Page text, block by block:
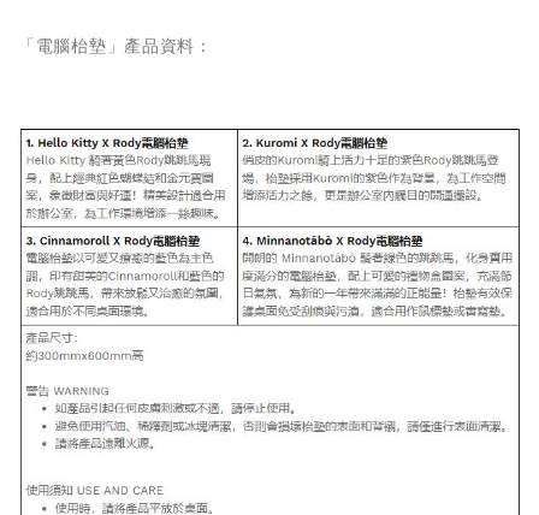
「電腦枱墊」產品資料：